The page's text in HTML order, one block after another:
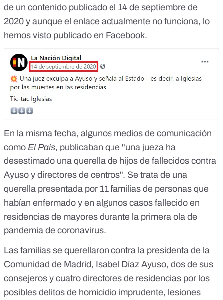
de un contenido publicado el 14 de septiembre de
2020 y aunque el enlace actualmente no funciona, lo
hemos visto publicado en Facebook.
En la misma fecha, algunos medios de comunicación
como El País, publicaban que "una jueza ha
desestimado una querella de hijos de fallecidos contra
Ayuso y directores de centros". Se trata de una
querella presentada por 11 familias de personas que
habían enfermado y en algunos casos fallecido en
residencias de mayores durante la primera ola de
pandemia de coronavirus.
Las familias se querellaron contra la presidenta de la
Comunidad de Madrid, Isabel Díaz Ayuso, dos de sus
consejeros y cuatro directores de residencias por los
posibles delitos de homicidio imprudente, lesiones